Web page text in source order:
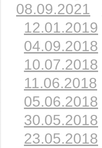
08.09.2021
12.01.2019
04.09.2018
10.07.2018
11.06.2018
05.06.2018
30.05.2018
23.05.2018